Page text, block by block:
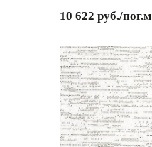
10 622 руб./пог.м